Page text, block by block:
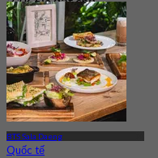
Từ ฿ 395
BTS Sala Daeng
Quốc tế